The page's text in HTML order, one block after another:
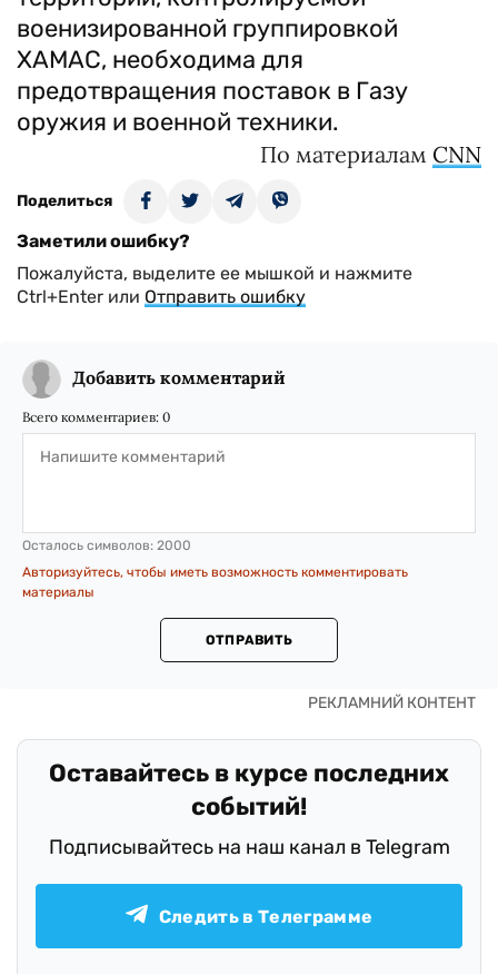
военизированной группировкой
ХАМАС, необходима для
предотвращения поставок в Газу
оружия и военной техники.
По материалам CNN
Поделиться
Заметили ошибку?
Пожалуйста, выделите ее мышкой и нажмите
Ctrl+Enter или Отправить ошибку
Добавить комментарий
Всего комментариев: 0
Осталось символов: 2000
Авторизуйтесь, чтобы иметь возможность комментировать
материалы
ОТПРАВИТЬ
Оставайтесь в курсе последних
событий!
Подписывайтесь на наш канал в Telegram
Следить в Телеграмме